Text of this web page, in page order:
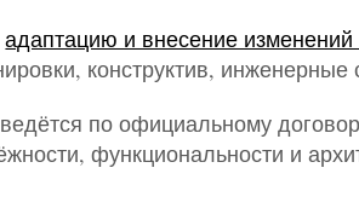
адаптацию и внесение изменений
конструктив,
по официальному
функциональности и